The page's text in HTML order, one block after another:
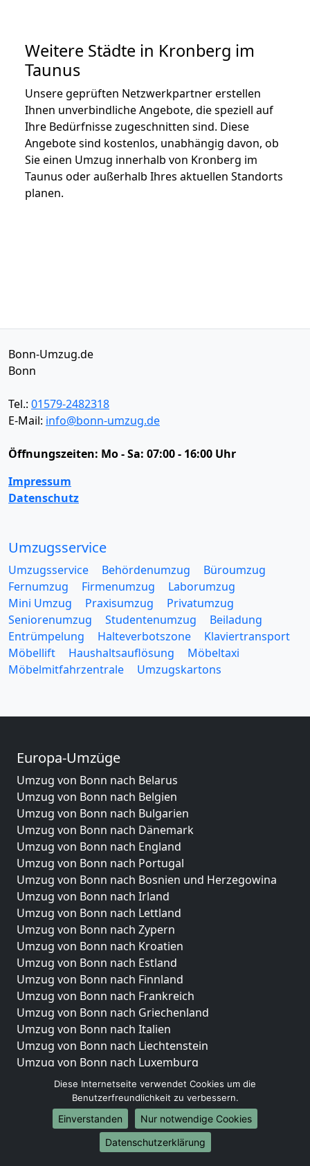
Weitere Städte in Kronberg im
Taunus
Unsere geprüften Netzwerkpartner erstellen
Ihnen unverbindliche Angebote, die speziell auf
Ihre Bedürfnisse zugeschnitten sind. Diese
Angebote sind kostenlos, unabhängig davon, ob
Sie einen Umzug innerhalb von Kronberg im
Taunus oder außerhalb Ihres aktuellen Standorts
planen.
Bonn-Umzug.de
Bonn
Tel.: 01579-2482318
E-Mail: info@bonn-umzug.de
Öffnungszeiten: Mo - Sa: 07:00 - 16:00 Uhr
Impressum
Datenschutz
Umzugsservice
Umzugsservice Behördenumzug
Büroumzug
Fernumzug
Firmenumzug
Laborumzug
Mini Umzug
Praxisumzug
Privatumzug
Seniorenumzug
Studentenumzug
Beiladung
Entrümpelung
Halteverbotszone
Klaviertransport
Möbellift
Haushaltsauflösung
Möbeltaxi
Möbelmitfahrzentrale
Umzugskartons
Europa-Umzüge
Umzug von Bonn nach Belarus
Umzug von Bonn nach Belgien
Umzug von Bonn nach Bulgarien
Umzug von Bonn nach Dänemark
Umzug von Bonn nach England
Umzug von Bonn nach Portugal
Umzug von Bonn nach Bosnien und Herzegowina
Umzug von Bonn nach Irland
Umzug von Bonn nach Lettland
Umzug von Bonn nach Zypern
Umzug von Bonn nach Kroatien
Umzug von Bonn nach Estland
Umzug von Bonn nach Finnland
Umzug von Bonn nach Frankreich
Umzug von Bonn nach Griechenland
Umzug von Bonn nach Italien
Umzug von Bonn nach Liechtenstein
Umzug von Bonn nach Luxemburg
Umzug von Bonn nach Niederlande
Umzug von Bonn nach Norwegen
Umzüge-Deutschlandweit
Umzug von Bonn nach Berlin
Diese Internetseite verwendet Cookies um die
Benutzerfreundlichkeit zu verbessern.
Einverstanden
Nur notwendige Cookies
Datenschutzerklärung